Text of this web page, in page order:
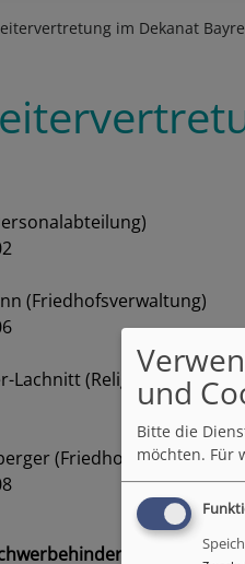
im Dekanat
(Friedhofsverwaltung)
Lachnitt
(Friedhofsverwaltung)
und
Bitte die
möchten. Für